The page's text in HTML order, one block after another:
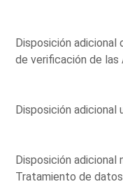
Disposición
de verificación de las
Disposición adicional
Disposición adicional
Tratamiento de